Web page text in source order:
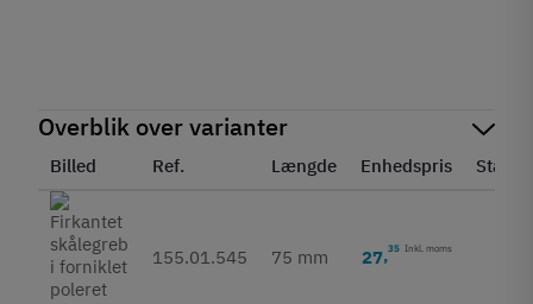
Overblik over varianter
Billed Ref. Længde Enhedspris Status
155.01.545 75 mm 27,35 Inkl. moms